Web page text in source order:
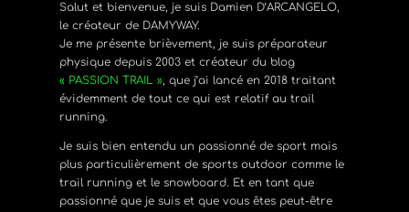
Salut et bienvenue, je suis Damien D’ARCANGELO,
le créateur de DAMYWAY.
Je me présente brièvement, je suis préparateur
physique depuis 2003 et créateur du blog
« PASSION TRAIL », que j’ai lancé en 2018 traitant
évidemment de tout ce qui est relatif au trail
running.
Je suis bien entendu un passionné de sport mais
plus particulièrement de sports outdoor comme le
trail running et le snowboard. Et en tant que
passionné que je suis et que vous êtes peut-être